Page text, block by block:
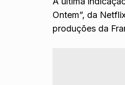
Ontem”, da
produções da